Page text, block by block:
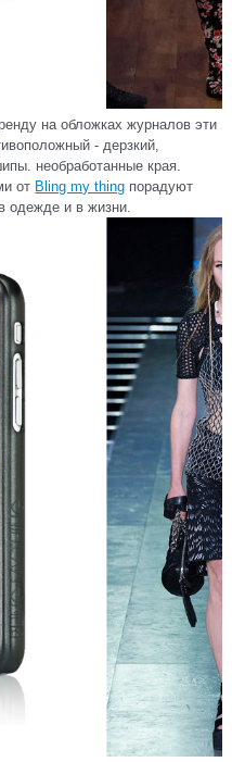
на обложках журналов эти
- дерзкий,
необработанные края.
от Bling my thing порадуют
одежде и в жизни.